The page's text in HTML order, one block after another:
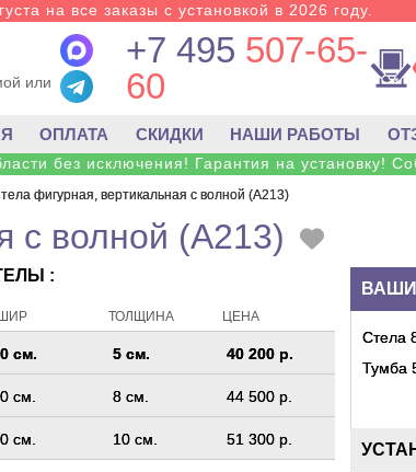
на все заказы с установкой в 2026 году.
или
+7 495 507-65-
60
ОПЛАТА СКИДКИ НАШИ РАБОТЫ
без исключения! Гарантия на установку!
фигурная, вертикальная с волной (A213)
с волной (A213)
Стела
Тумба
:
ТОЛЩИНА ЦЕНА
см. 5 см. 40 200 р.
см. 8 см. 44 500 р.
см. 10 см. 51 300 р.